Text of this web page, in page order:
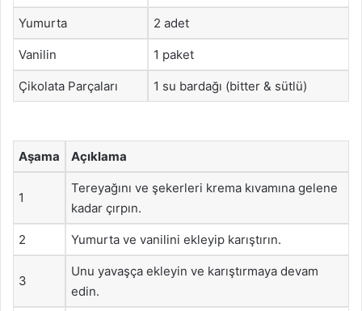
Yumurta 2 adet
Vanilin 1 paket
Çikolata Parçaları 1 su bardağı (bitter & sütlü)
Aşama Açıklama
1
Tereyağını ve şekerleri krema kıvamına gelene
kadar çırpın.
2 Yumurta ve vanilini ekleyip karıştırın.
3
Unu yavaşça ekleyin ve karıştırmaya devam
edin.